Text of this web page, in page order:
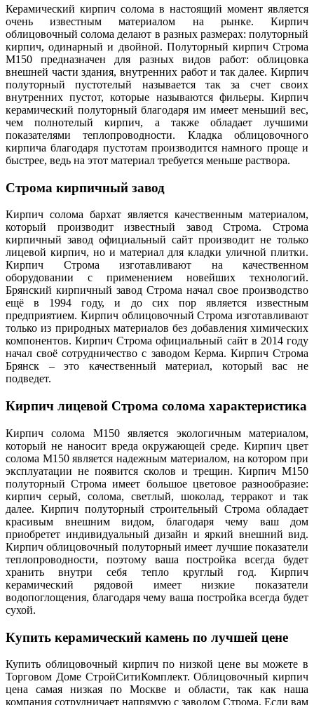
Керамический кирпич солома в настоящий момент является
очень известным материалом на рынке. Кирпич
облицовочный солома делают в разных размерах: полуторный
кирпич, одинарный и двойной. Полуторный кирпич Строма
М150 предназначен для разных видов работ: облицовка
внешней части здания, внутренних работ и так далее. Кирпич
полуторный пустотелый называется так за счет своих
внутренних пустот, которые называются фильеры. Кирпич
керамический полуторный благодаря им имеет меньший вес,
чем полнотелый кирпич, а также обладает лучшими
показателями теплопроводности. Кладка облицовочного
кирпича благодаря пустотам производится намного проще и
быстрее, ведь на этот материал требуется меньше раствора.
Строма кирпичный завод
Кирпич солома бархат является качественным материалом,
который производит известный завод Строма. Строма
кирпичный завод официальный сайт производит не только
лицевой кирпич, но и материал для кладки уличной плитки.
Кирпич Строма изготавливают на качественном
оборудовании с применением новейших технологий.
Брянский кирпичный завод Строма начал свое производство
ещё в 1994 году, и до сих пор является известным
предприятием. Кирпич облицовочный Строма изготавливают
только из природных материалов без добавления химических
компонентов. Кирпич Строма официальный сайт в 2014 году
начал своё сотрудничество с заводом Керма. Кирпич Строма
Брянск – это качественный материал, который вас не
подведет.
Кирпич лицевой Строма солома характеристика
Кирпич солома М150 является экологичным материалом,
который не наносит вреда окружающей среде. Кирпич цвет
солома М150 является надежным материалом, на котором при
эксплуатации не появится сколов и трещин. Кирпич М150
полуторный Строма имеет большое цветовое разнообразие:
кирпич серый, солома, светлый, шоколад, терракот и так
далее. Кирпич полуторный строительный Строма обладает
красивым внешним видом, благодаря чему ваш дом
приобретет индивидуальный дизайн и яркий внешний вид.
Кирпич облицовочный полуторный имеет лучшие показатели
теплопроводности, поэтому ваша постройка всегда будет
хранить внутри себя тепло круглый год. Кирпич
керамический рядовой имеет низкие показатели
водопоглощения, благодаря чему ваша постройка всегда будет
сухой.
Купить керамический камень по лучшей цене
Купить облицовочный кирпич по низкой цене вы можете в
Торговом Доме СтройСитиКомплект. Облицовочный кирпич
цена самая низкая по Москве и области, так как наша
компания сотрудничает напрямую с заводом Строма. Если вам